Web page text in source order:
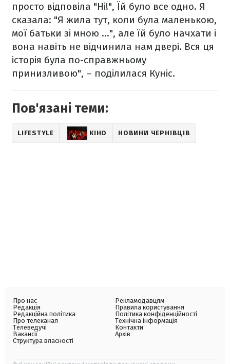
просто відповіла "Ні!", Їй було все одно. Я
сказала: "Я жила тут, коли була маленькою,
мої батьки зі мною ...", але їй було начхати і
вона навіть не відчинила нам двері. Вся ця
історія була по-справжньому
принизливою", – поділилася Куніс.
Пов'язані теми:
LIFESTYLE КІНО НОВИНИ ЧЕРНІВЦІВ
Про нас
Редакція
Редакційна політика
Про телеканал
Телеведучі
Вакансії
Структура власності
Рекламодавцям
Правила користування
Політика конфіденційності
Технічна інформація
Контакти
Архів